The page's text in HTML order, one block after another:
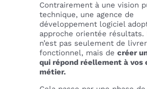
Contrairement à une vision
technique, une agence de
développement logiciel
approche orientée résultats.
n’est pas seulement de
fonctionnel, mais de créer
qui répond réellement à vos
métier.